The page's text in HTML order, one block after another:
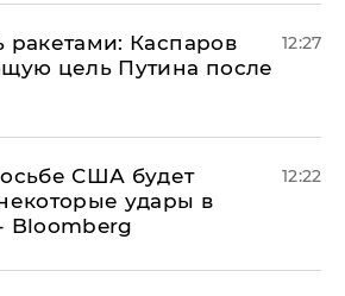
ракетами: Каспаров
цель Путина после
12:27
США будет
удары в
Bloomberg
12:22